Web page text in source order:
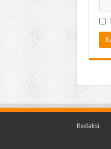
Redaksi